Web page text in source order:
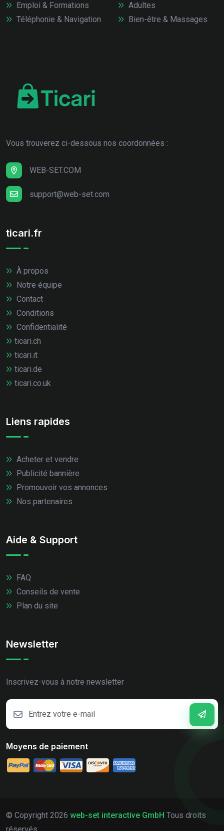
Emploi & Formations
Téléphonie & Navigation
Adultes
Bien-être & Massages
Vous trouverez ci-dessous nos coordonnées :
WEB-SET.COM
support@web-set.com
ticari.fr
À propos
Notre équipe
Contact
Conditions
Confidentialité
ticari.ch
ticari.it
ticari.de
ticari.co.uk
Liens rapides
Acheter et vendre
Publicité bannière
Promouvoir vos annonces
Nos partenaires
Aide & Support
FAQ
Conseils de vente
Plan du site
Newsletter
Inscrivez-vous à notre newsletter
Moyens de paiement
© Copyright 2026 web-set interactive GmbH Tous droits